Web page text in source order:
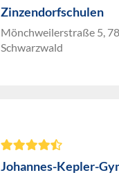
Zinzendorfschulen
Mönchweilerstraße 5,
Schwarzwald
Johannes-Kepler-